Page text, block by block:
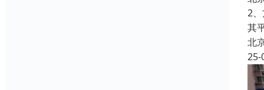
2
其
北
25-